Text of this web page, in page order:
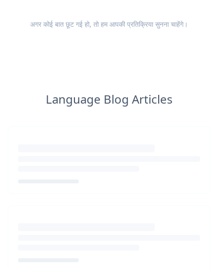
अगर कोई बात छूट गई हो, तो हम आपकी प्रतिक्रिया सुनना चाहेंगे।
Language Blog Articles